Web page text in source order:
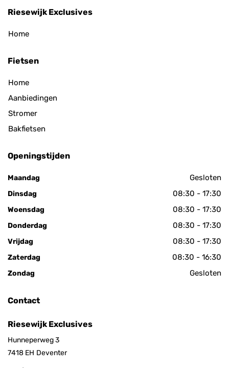
Riesewijk Exclusives
Home
Fietsen
Home
Aanbiedingen
Stromer
Bakfietsen
Openingstijden
Maandag Gesloten
Dinsdag 08:30 - 17:30
Woensdag 08:30 - 17:30
Donderdag 08:30 - 17:30
Vrijdag 08:30 - 17:30
Zaterdag 08:30 - 16:30
Zondag Gesloten
Contact
Riesewijk Exclusives
Hunneperweg 3
7418 EH Deventer